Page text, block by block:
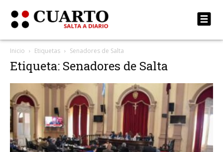
Inicio Etiquetas Senadores de Salta
Etiqueta: Senadores de Salta